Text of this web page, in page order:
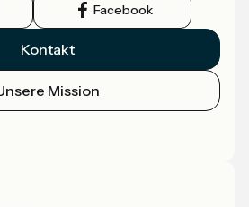
Facebook
Kontakt
Mission